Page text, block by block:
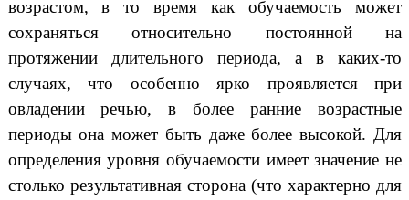
возрастом, в то время как обучаемость может
сохраняться относительно постоянной на
протяжении длительного периода, а в каких-то
случаях, что особенно ярко проявляется при
овладении речью, в более ранние возрастные
периоды она может быть даже более высокой. Для
определения уровня обучаемости имеет значение не
столько результативная сторона (что характерно для